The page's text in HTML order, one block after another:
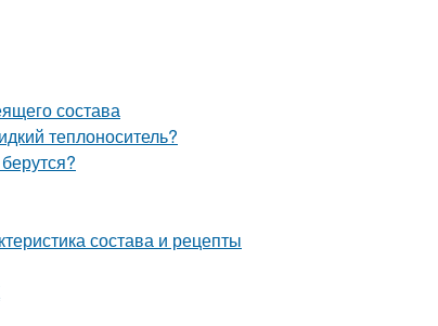
состава
теплоноситель?
состава и рецепты